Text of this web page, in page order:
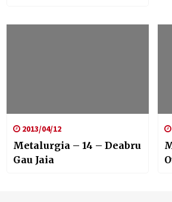
2013/04/12
Metalurgia – 14 – Deabru
Gau Jaia